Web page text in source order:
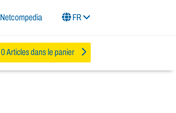
Netcompedia FR
0 Articles dans le panier